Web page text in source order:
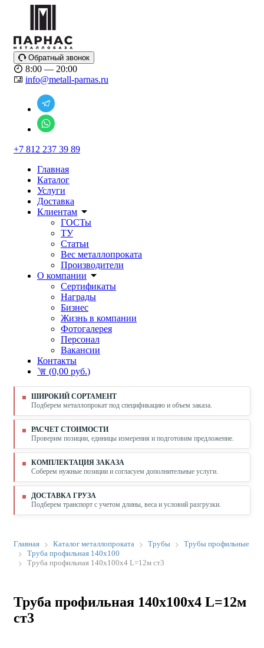
Обратный звонок
8:00 — 20:00
info@metall-parnas.ru
+7 812 237 39 89
Главная
Каталог
Услуги
Доставка
Клиентам
ГОСТы
ТУ
Статьи
Вес металлопроката
Производители
О компании
Сертификаты
Награды
Бизнес
Жизнь в компании
Фотогалерея
Персонал
Вакансии
Контакты
(0,00 руб.)
ШИРОКИЙ СОРТАМЕНТ
Подберем металлопрокат под спецификацию и объем заказа.
РАСЧЕТ СТОИМОСТИ
Проверим позиции, единицы измерения и подготовим предложение.
КОМПЛЕКТАЦИЯ ЗАКАЗА
Соберем нужные позиции и согласуем дополнительные услуги.
ДОСТАВКА ГРУЗА
Подберем транспорт с учетом длины, веса и условий разгрузки.
Главная Каталог металлопроката Трубы
Трубы профильные
Труба профильная 140х100
Труба профильная 140х100х4 L=12м ст3
Труба профильная 140х100х4 L=12м
ст3